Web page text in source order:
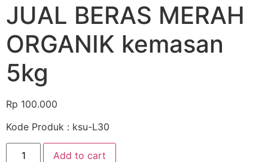
JUAL BERAS MERAH
ORGANIK kemasan
5kg
Rp 100.000
Kode Produk : ksu-L30
Add to cart